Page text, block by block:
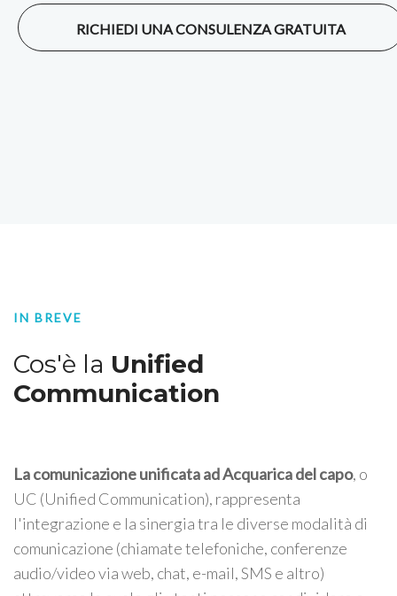
RICHIEDI UNA CONSULENZA GRATUITA
IN BREVE
Cos'è la Unified
Communication
La comunicazione unificata ad Acquarica del capo, o
UC (Unified Communication), rappresenta
l'integrazione e la sinergia tra le diverse modalità di
comunicazione (chiamate telefoniche, conferenze
audio/video via web, chat, e-mail, SMS e altro)